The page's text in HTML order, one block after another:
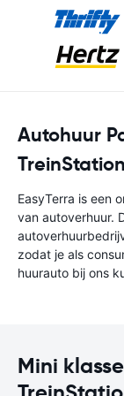
Autohuur
TreinStation
EasyTerra is een
van autoverhuur.
zodat je als
huurauto bij ons
Mini